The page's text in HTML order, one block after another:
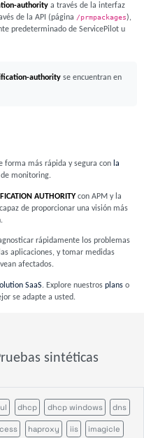
authoritya través de la interfaz
de la API (página /prmpackages),
predeterminado de ServicePilot u
authorityse encuentran en
forma más rápida y segura con la
monitoring.
AUTHORITYcon APM y la
de proporcionar una visión más
rápidamente los problemas
aplicaciones, y tomar medidas
afectados.
SaaS. Explore nuestros planso
se adapte a usted.
sintéticas
dhcp dhcp windows dns
haproxy iis imagicle